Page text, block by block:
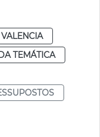
VALENCIA
TEMÁTICA